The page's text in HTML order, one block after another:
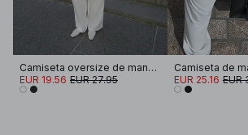
Camiseta oversize de manga larga
EUR 19.56 EUR 27.95
Camiseta de
EUR 25.16 EUR